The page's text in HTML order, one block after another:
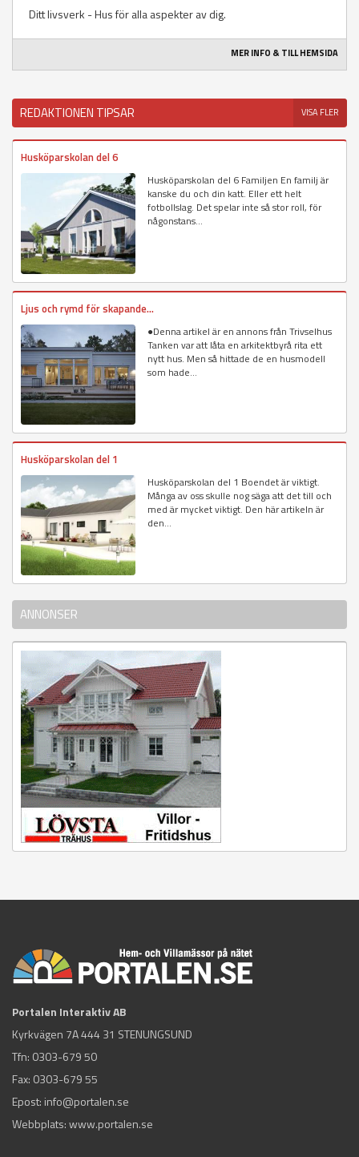
Ditt livsverk - Hus för alla aspekter av dig.
MER INFO & TILL HEMSIDA
REDAKTIONEN TIPSAR VISA FLER
Husköparskolan del 6
Husköparskolan del 6 Familjen En familj är
kanske du och din katt. Eller ett helt
fotbollslag. Det spelar inte så stor roll, för
någonstans...
Ljus och rymd för skapande...
●Denna artikel är en annons från Trivselhus
Tanken var att låta en arkitektbyrå rita ett
nytt hus. Men så hittade de en husmodell
som hade...
Husköparskolan del 1
Husköparskolan del 1 Boendet är viktigt.
Många av oss skulle nog säga att det till och
med är mycket viktigt. Den här artikeln är
den...
ANNONSER
Portalen Interaktiv AB
Kyrkvägen 7A 444 31 STENUNGSUND
Tfn: 0303-679 50
Fax: 0303-679 55
Epost: info@portalen.se
Webbplats: www.portalen.se